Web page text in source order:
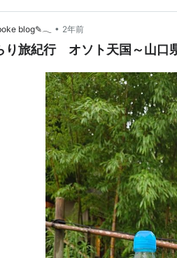
blog✎𓂃 • 2年前
り旅紀行 オソト天国～山口